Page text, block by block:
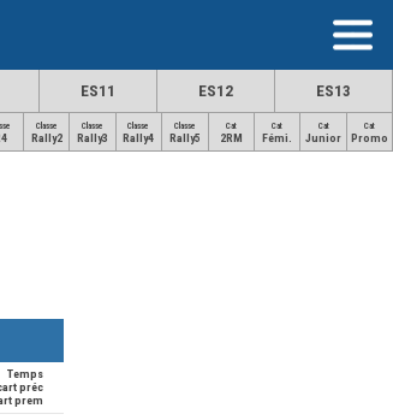
ES11 ES12 ES13
Classe
Rally2
Classe
Rally3
Classe
Rally4
Classe
Rally5
Cat
2RM
Cat
Fémi.
Cat
Junior
Cat
Promo
Temps
préc
prem